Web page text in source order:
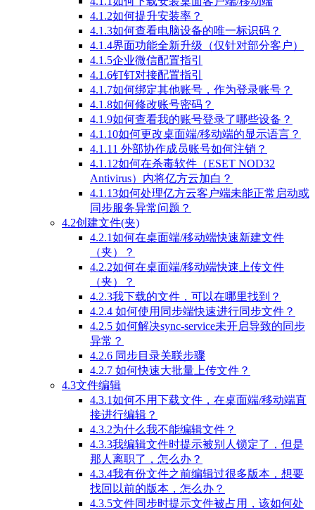
4.1.2如何提升安装率？
4.1.3如何查看电脑设备的唯一标识码？
4.1.4界面功能全新升级（仅针对部分客户）
4.1.5企业微信配置指引
4.1.6钉钉对接配置指引
4.1.7如何绑定其他账号，作为登录账号？
4.1.8如何修改账号密码？
4.1.9如何查看我的账号登录了哪些设备？
4.1.10如何更改桌面端/移动端的显示语言？
4.1.11 外部协作成员账号如何注销？
4.1.12如何在杀毒软件（ESET NOD32
Antivirus）内将亿方云加白？
4.1.13如何处理亿方云客户端未能正常启动或
同步服务异常问题？
4.2创建文件(夹)
4.2.1如何在桌面端/移动端快速新建文件
（夹）？
4.2.2如何在桌面端/移动端快速上传文件
（夹）？
4.2.3我下载的文件，可以在哪里找到？
4.2.4 如何使用同步端快速进行同步文件？
4.2.5 如何解决sync-service未开启导致的同步
异常？
4.2.6 同步目录关联步骤
4.2.7 如何快速大批量上传文件？
4.3文件编辑
4.3.1如何不用下载文件，在桌面端/移动端直
接进行编辑？
4.3.2为什么我不能编辑文件？
4.3.3我编辑文件时提示被别人锁定了，但是
那人离职了，怎么办？
4.3.4我有份文件之前编辑过很多版本，想要
找回以前的版本，怎么办？
4.3.5文件同步时提示文件被占用，该如何处